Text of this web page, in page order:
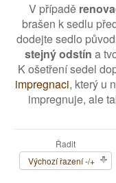
V případě
brašen k sedlu
dodejte sedlo
stejný odstín a
K ošetření sedel
impregnaci, který u
impregnuje, ale
Řadit
Výchozí řazení -/+